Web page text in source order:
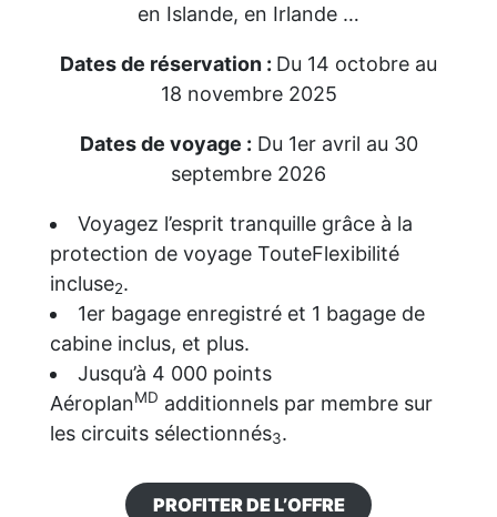
en Islande, en Irlande …
Dates de réservation : Du 14 octobre au
18 novembre 2025
Dates de voyage : Du 1er avril au 30
septembre 2026
Voyagez l’esprit tranquille grâce à la
protection de voyage TouteFlexibilité
incluse2.
1er bagage enregistré et 1 bagage de
cabine inclus, et plus.
Jusqu’à 4 000 points
AéroplanMD additionnels par membre sur
les circuits sélectionnés3.
PROFITER DE L’OFFRE